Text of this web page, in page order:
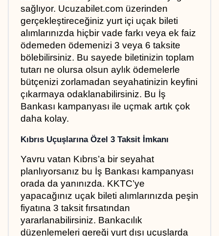
sağlıyor. Ucuzabilet.com üzerinden
gerçekleştireceğiniz yurt içi uçak bileti
alımlarınızda hiçbir vade farkı veya ek faiz
ödemeden ödemenizi 3 veya 6 taksite
bölebilirsiniz. Bu sayede biletinizin toplam
tutarı ne olursa olsun aylık ödemelerle
bütçenizi zorlamadan seyahatinizin keyfini
çıkarmaya odaklanabilirsiniz. Bu İş
Bankası kampanyası ile uçmak artık çok
daha kolay.
Kıbrıs Uçuşlarına Özel 3 Taksit İmkanı
Yavru vatan Kıbrıs’a bir seyahat
planlıyorsanız bu İş Bankası kampanyası
orada da yanınızda. KKTC’ye
yapacağınız uçak bileti alımlarınızda peşin
fiyatına 3 taksit fırsatından
yararlanabilirsiniz. Bankacılık
düzenlemeleri gereği yurt dışı uçuşlarda